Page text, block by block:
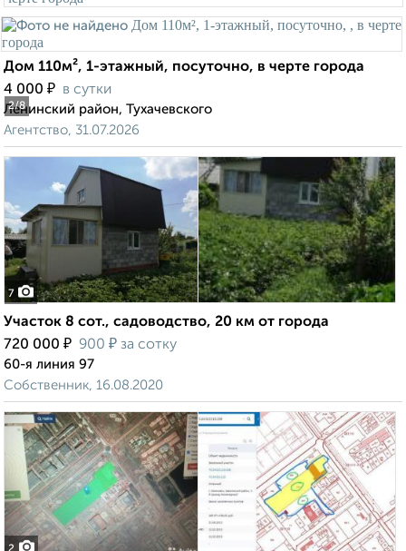
2/8
Дом 110м², 1-этажный, посуточно, в черте города
4 000 ₽ в сутки
Ленинский район, Тухачевского
Агентство, 31.07.2026
7
Участок 8 сот., садоводство, 20 км от города
720 000 ₽ 900 ₽ за сотку
60-я линия 97
Собственник, 16.08.2020